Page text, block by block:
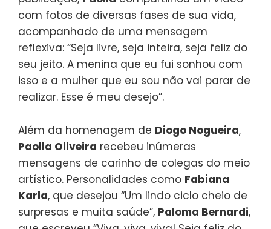
com fotos de diversas fases de sua vida,
acompanhado de uma mensagem
reflexiva: “Seja livre, seja inteira, seja feliz do
seu jeito. A menina que eu fui sonhou com
isso e a mulher que eu sou não vai parar de
realizar. Esse é meu desejo”.
Além da homenagem de Diogo Nogueira,
Paolla Oliveira recebeu inúmeras
mensagens de carinho de colegas do meio
artístico. Personalidades como Fabiana
Karla, que desejou “Um lindo ciclo cheio de
surpresas e muita saúde”, Paloma Bernardi,